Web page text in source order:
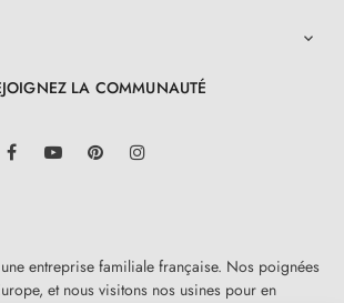

LA COMMUNAUTÉ
FacebookYouTube Pinterest
entreprise familiale française. Nos poignées
et nous visitons nos usines pour en